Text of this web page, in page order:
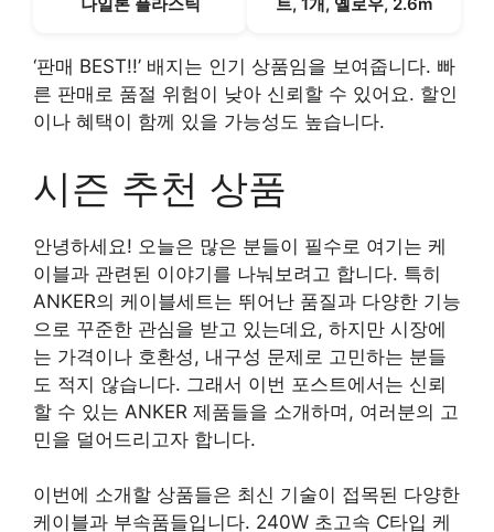
‘판매 BEST!!’ 배지는 인기 상품임을 보여줍니다. 빠
른 판매로 품절 위험이 낮아 신뢰할 수 있어요. 할인
이나 혜택이 함께 있을 가능성도 높습니다.
시즌 추천 상품
안녕하세요! 오늘은 많은 분들이 필수로 여기는 케
이블과 관련된 이야기를 나눠보려고 합니다. 특히
ANKER의 케이블세트는 뛰어난 품질과 다양한 기능
으로 꾸준한 관심을 받고 있는데요, 하지만 시장에
는 가격이나 호환성, 내구성 문제로 고민하는 분들
도 적지 않습니다. 그래서 이번 포스트에서는 신뢰
할 수 있는 ANKER 제품들을 소개하며, 여러분의 고
민을 덜어드리고자 합니다.
이번에 소개할 상품들은 최신 기술이 접목된 다양한
케이블과 부속품들입니다. 240W 초고속 C타입 케